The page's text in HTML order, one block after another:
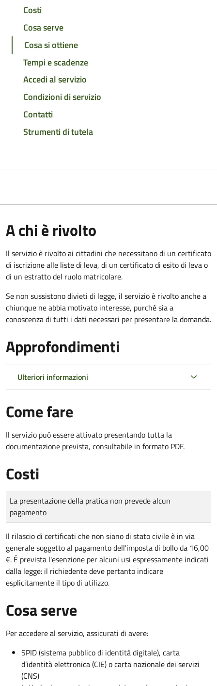
Costi
Cosa serve
Cosa si ottiene
Tempi e scadenze
Accedi al servizio
Condizioni di servizio
Contatti
Strumenti di tutela
A chi è rivolto
Il servizio è rivolto ai cittadini che necessitano di un certificato
di iscrizione alle liste di leva, di un certificato di esito di leva o
di un estratto del ruolo matricolare.
Se non sussistono divieti di legge, il servizio è rivolto anche a
chiunque ne abbia motivato interesse, purché sia a
conoscenza di tutti i dati necessari per presentare la domanda.
Approfondimenti
Ulteriori informazioni
Come fare
Il servizio può essere attivato presentando tutta la
documentazione prevista, consultabile in formato PDF.
Costi
Tipo di pagamento
Importo
La presentazione della pratica non prevede alcun
pagamento
Il rilascio di certificati che non siano di stato civile è in via
generale soggetto al pagamento dell'imposta di bollo da 16,00
€. É prevista l'esenzione per alcuni usi espressamente indicati
dalla legge: il richiedente deve pertanto indicare
esplicitamente il tipo di utilizzo.
Cosa serve
Per accedere al servizio, assicurati di avere:
SPID (sistema pubblico di identità digitale), carta
d’identità elettronica (CIE) o carta nazionale dei servizi
(CNS)